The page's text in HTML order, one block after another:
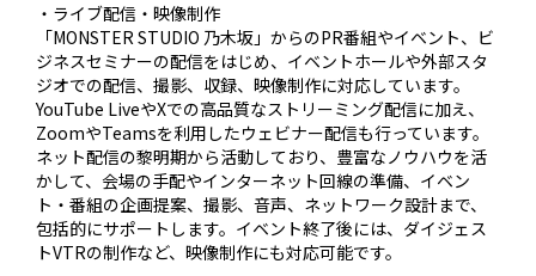
・ライブ配信・映像制作
「MONSTER STUDIO 乃木坂」からのPR番組やイベント、ビ
ジネスセミナーの配信をはじめ、イベントホールや外部スタ
ジオでの配信、撮影、収録、映像制作に対応しています。
YouTube LiveやXでの高品質なストリーミング配信に加え、
ZoomやTeamsを利用したウェビナー配信も行っています。
ネット配信の黎明期から活動しており、豊富なノウハウを活
かして、会場の手配やインターネット回線の準備、イベン
ト・番組の企画提案、撮影、音声、ネットワーク設計まで、
包括的にサポートします。イベント終了後には、ダイジェス
トVTRの制作など、映像制作にも対応可能です。